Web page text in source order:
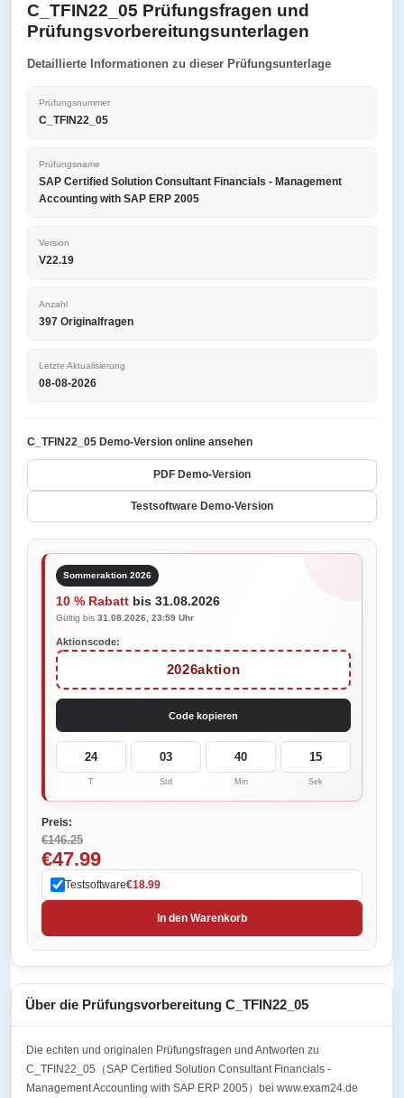
C_TFIN22_05 Prüfungsfragen und
Prüfungsvorbereitungsunterlagen
Detaillierte Informationen zu dieser Prüfungsunterlage
Prüfungsnummer
C_TFIN22_05
Prüfungsname
SAP Certified Solution Consultant Financials - Management
Accounting with SAP ERP 2005
Version
V22.19
Anzahl
397 Originalfragen
Letzte Aktualisierung
08-08-2026
C_TFIN22_05 Demo-Version online ansehen
PDF Demo-Version
Testsoftware Demo-Version
Sommeraktion 2026
10 % Rabatt bis 31.08.2026
Gültig bis 31.08.2026, 23:59 Uhr
Aktionscode:
2026aktion
Code kopieren
24
T
03
Std
40
Min
15
Sek
Preis:
€146.25
€47.99
Testsoftware€18.99
In den Warenkorb
Über die Prüfungsvorbereitung C_TFIN22_05
Die echten und originalen Prüfungsfragen und Antworten zu
C_TFIN22_05（SAP Certified Solution Consultant Financials -
Management Accounting with SAP ERP 2005）bei www.exam24.de